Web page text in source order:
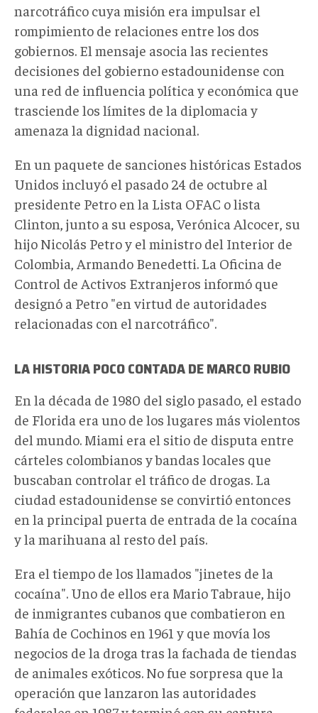
narcotráfico cuya misión era impulsar el
rompimiento de relaciones entre los dos
gobiernos. El mensaje asocia las recientes
decisiones del gobierno estadounidense con
una red de influencia política y económica que
trasciende los límites de la diplomacia y
amenaza la dignidad nacional.
En un paquete de sanciones históricas Estados
Unidos incluyó el pasado 24 de octubre al
presidente Petro en la Lista OFAC o lista
Clinton, junto a su esposa, Verónica Alcocer, su
hijo Nicolás Petro y el ministro del Interior de
Colombia, Armando Benedetti. La Oficina de
Control de Activos Extranjeros informó que
designó a Petro "en virtud de autoridades
relacionadas con el narcotráfico".
LA HISTORIA POCO CONTADA DE MARCO RUBIO
En la década de 1980 del siglo pasado, el estado
de Florida era uno de los lugares más violentos
del mundo. Miami era el sitio de disputa entre
cárteles colombianos y bandas locales que
buscaban controlar el tráfico de drogas. La
ciudad estadounidense se convirtió entonces
en la principal puerta de entrada de la cocaína
y la marihuana al resto del país.
Era el tiempo de los llamados "jinetes de la
cocaína". Uno de ellos era Mario Tabraue, hijo
de inmigrantes cubanos que combatieron en
Bahía de Cochinos en 1961 y que movía los
negocios de la droga tras la fachada de tiendas
de animales exóticos. No fue sorpresa que la
operación que lanzaron las autoridades